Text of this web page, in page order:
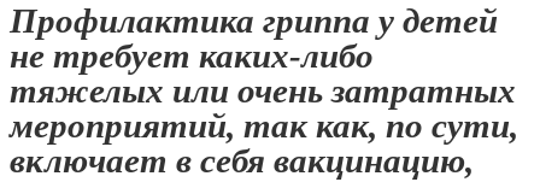
Профилактика гриппа у детей
не требует каких-либо
тяжелых или очень затратных
мероприятий, так как, по сути,
включает в себя вакцинацию,